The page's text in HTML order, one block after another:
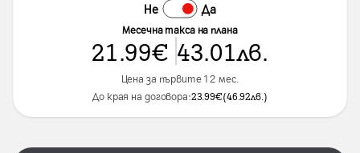
Не Да
Месечна такса на плана
21.99€ 43.01лв.
Цена за първите 12 мес.
До края на договора:23.99€(46.92лв.)